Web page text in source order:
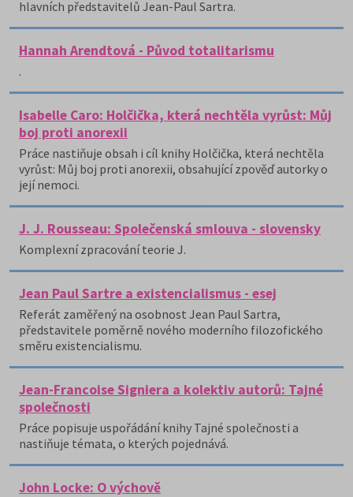
hlavních představitelů Jean-Paul Sartra.
Hannah Arendtová - Původ totalitarismu
.
Isabelle Caro: Holčička, která nechtěla vyrůst: Můj
boj proti anorexii
Práce nastiňuje obsah i cíl knihy Holčička, která nechtěla
vyrůst: Můj boj proti anorexii, obsahující zpověď autorky o
její nemoci.
J. J. Rousseau: Společenská smlouva - slovensky
Komplexní zpracování teorie J.
Jean Paul Sartre a existencialismus - esej
Referát zaměřený na osobnost Jean Paul Sartra,
představitele poměrně nového moderního filozofického
směru existencialismu.
Jean-Francoise Signiera a kolektiv autorů: Tajné
společnosti
Práce popisuje uspořádání knihy Tajné společnosti a
nastiňuje témata, o kterých pojednává.
John Locke: O výchově